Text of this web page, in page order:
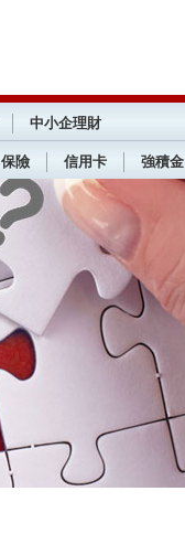
中小企理財
保險 信用卡 強積金